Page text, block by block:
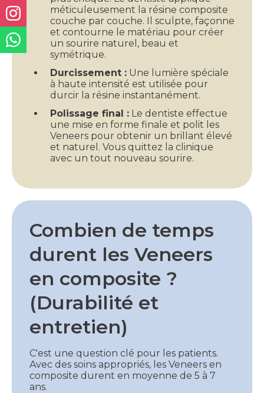
méticuleusement la résine composite
couche par couche. Il sculpte, façonne
et contourne le matériau pour créer
un sourire naturel, beau et
symétrique.
Durcissement : Une lumière spéciale
à haute intensité est utilisée pour
durcir la résine instantanément.
Polissage final : Le dentiste effectue
une mise en forme finale et polit les
Veneers pour obtenir un brillant élevé
et naturel. Vous quittez la clinique
avec un tout nouveau sourire.
Combien de temps
durent les Veneers
en composite ?
(Durabilité et
entretien)
C'est une question clé pour les patients.
Avec des soins appropriés, les Veneers en
composite durent en moyenne de 5 à 7
ans.